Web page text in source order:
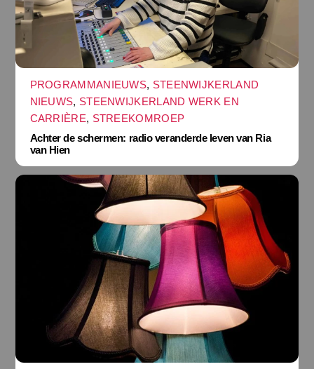
PROGRAMMANIEUWS, STEENWIJKERLAND
NIEUWS, STEENWIJKERLAND WERK EN
CARRIÈRE, STREEKOMROEP
Achter de schermen: radio veranderde leven van Ria
van Hien